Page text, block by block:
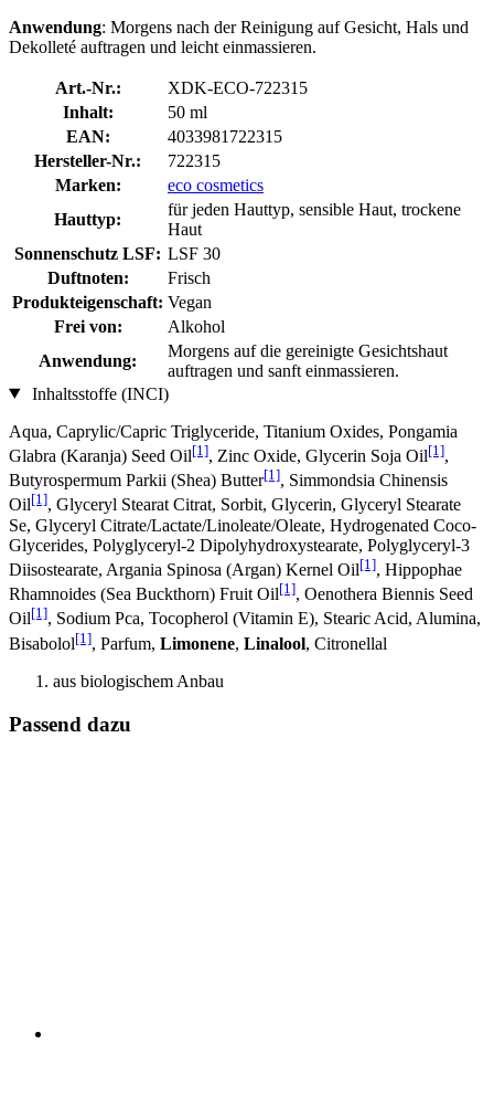
Anwendung: Morgens nach der Reinigung auf Gesicht, Hals und
Dekolleté auftragen und leicht einmassieren.
Art.-Nr.:
XDK-ECO-722315
Inhalt:
50 ml
EAN:
4033981722315
Hersteller-Nr.:
722315
Marken:
eco cosmetics
Hauttyp:
für jeden Hauttyp, sensible Haut, trockene
Haut
Sonnenschutz LSF: LSF 30
Duftnoten:
Frisch
Produkteigenschaft: Vegan
Frei von:
Alkohol
Anwendung:
Morgens auf die gereinigte Gesichtshaut
auftragen und sanft einmassieren.
Inhaltsstoffe (INCI)
Aqua, Caprylic/Capric Triglyceride, Titanium Oxides, Pongamia
Glabra (Karanja) Seed Oil[1], Zinc Oxide, Glycerin Soja Oil[1],
Butyrospermum Parkii (Shea) Butter[1], Simmondsia Chinensis
Oil[1], Glyceryl Stearat Citrat, Sorbit, Glycerin, Glyceryl Stearate
Se, Glyceryl Citrate/Lactate/Linoleate/Oleate, Hydrogenated Coco-
Glycerides, Polyglyceryl-2 Dipolyhydroxystearate, Polyglyceryl-3
Diisostearate, Argania Spinosa (Argan) Kernel Oil[1], Hippophae
Rhamnoides (Sea Buckthorn) Fruit Oil[1], Oenothera Biennis Seed
Oil[1], Sodium Pca, Tocopherol (Vitamin E), Stearic Acid, Alumina,
Bisabolol[1], Parfum, Limonene, Linalool, Citronellal
aus biologischem Anbau
Passend dazu